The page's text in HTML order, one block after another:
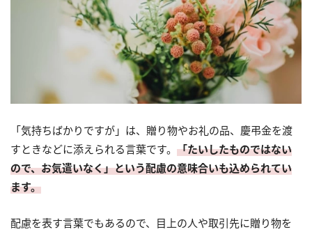
「気持ちばかりですが」は、贈り物やお礼の品、慶弔金を渡
すときなどに添えられる言葉です。 「たいしたものではない
ので、お気遣いなく」という配慮の意味合いも込められてい
ます。
配慮を表す言葉でもあるので、目上の人や取引先に贈り物を